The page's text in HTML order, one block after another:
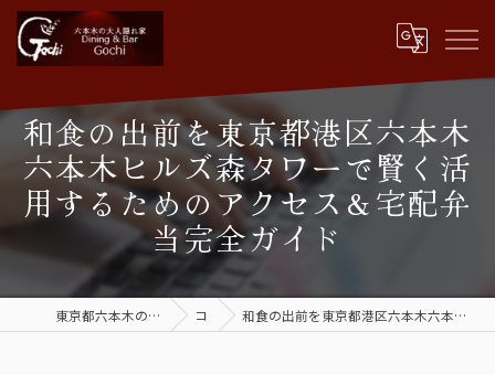
和食の出前を東京都港区六本木
六本木ヒルズ森タワーで賢く活
用するためのアクセス＆宅配弁
当完全ガイド
東京都六本木の和食なら隠れ家Dining&Bar Gochi コラム 和食の出前を東京都港区六本木六本木ヒルズ森タワーで賢く活用するためのアクセス＆宅配弁当完全ガイド